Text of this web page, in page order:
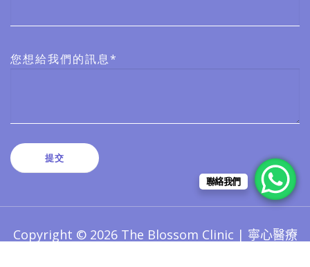
您想給我們的訊息*
Copyright © 2026 The Blossom Clinic | 寧心醫療
聯絡我們